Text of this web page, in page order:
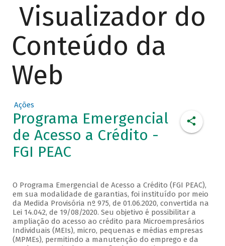
Visualizador do
Conteúdo da
Web
Ações
Programa Emergencial
de Acesso a Crédito -
FGI PEAC
O Programa Emergencial de Acesso a Crédito (FGI PEAC),
em sua modalidade de garantias, foi instituído por meio
da Medida Provisória nº 975, de 01.06.2020, convertida na
Lei 14.042, de 19/08/2020. Seu objetivo é possibilitar a
ampliação do acesso ao crédito para Microempresários
Individuais (MEIs), micro, pequenas e médias empresas
(MPMEs), permitindo a manutenção do emprego e da